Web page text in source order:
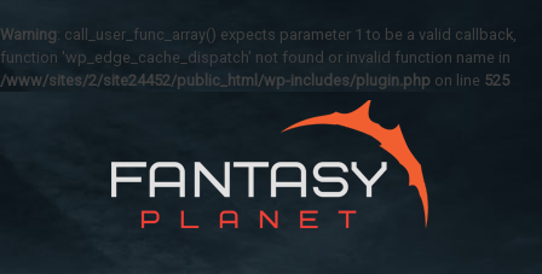
Warning: call_user_func_array() expects parameter 1 to be a valid callback,
function 'wp_edge_cache_dispatch' not found or invalid function name in
/www/sites/2/site24452/public_html/wp-includes/plugin.php on line 525